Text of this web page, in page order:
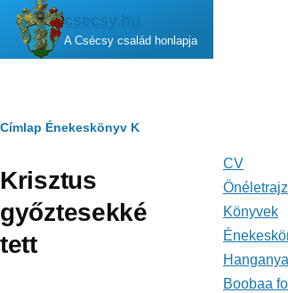
Ugrás a tartalomra
csecsy.hu
A Csécsy család honlapja
Morzsa
Címlap Énekeskönyv K
Krisztus
győztesekké
tett
navigáció
CV
Önéletrajz
Könyvek
Boobaa